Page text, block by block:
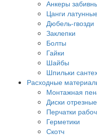
Анкеры
Цанги
Дюбель-гвозди
Заклепки
Болты
Гайки
Шайбы
Шпильки
Расходные
Монтажная
Диски
Перчатки
Герметики
Скотч